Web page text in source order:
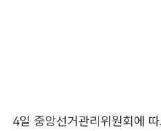
4일 중앙선거관리위원회에